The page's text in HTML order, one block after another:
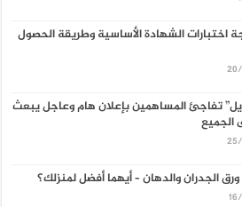
اختبارات الشهادة الأساسية وطريقة الحصول
تفاجئ المساهمين بإعلان هام وعاجل يبعث
الجميع
الجدران والدهان – أيهما أفضل لمنزلك؟